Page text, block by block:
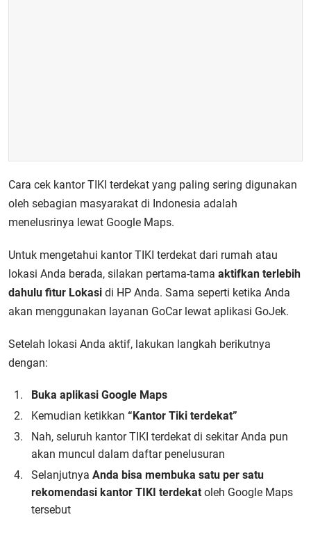
Cara cek kantor TIKI terdekat yang paling sering digunakan
oleh sebagian masyarakat di Indonesia adalah
menelusrinya lewat Google Maps.
Untuk mengetahui kantor TIKI terdekat dari rumah atau
lokasi Anda berada, silakan pertama-tama aktifkan terlebih
dahulu fitur Lokasi di HP Anda. Sama seperti ketika Anda
akan menggunakan layanan GoCar lewat aplikasi GoJek.
Setelah lokasi Anda aktif, lakukan langkah berikutnya
dengan:
Buka aplikasi Google Maps
Kemudian ketikkan “Kantor Tiki terdekat”
Nah, seluruh kantor TIKI terdekat di sekitar Anda pun
akan muncul dalam daftar penelusuran
Selanjutnya Anda bisa membuka satu per satu
rekomendasi kantor TIKI terdekat oleh Google Maps
tersebut